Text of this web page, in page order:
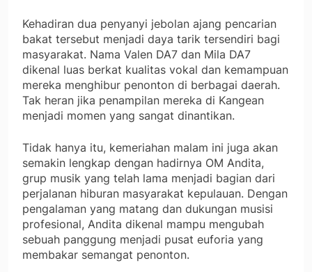
Kehadiran dua penyanyi jebolan ajang pencarian
bakat tersebut menjadi daya tarik tersendiri bagi
masyarakat. Nama Valen DA7 dan Mila DA7
dikenal luas berkat kualitas vokal dan kemampuan
mereka menghibur penonton di berbagai daerah.
Tak heran jika penampilan mereka di Kangean
menjadi momen yang sangat dinantikan.
Tidak hanya itu, kemeriahan malam ini juga akan
semakin lengkap dengan hadirnya OM Andita,
grup musik yang telah lama menjadi bagian dari
perjalanan hiburan masyarakat kepulauan. Dengan
pengalaman yang matang dan dukungan musisi
profesional, Andita dikenal mampu mengubah
sebuah panggung menjadi pusat euforia yang
membakar semangat penonton.